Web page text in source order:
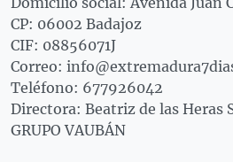
CP: 06002 Badajoz
CIF: 08856071J
Correo:
Teléfono: 677926042
Directora: Beatriz de las Heras
GRUPO VAUBÁN